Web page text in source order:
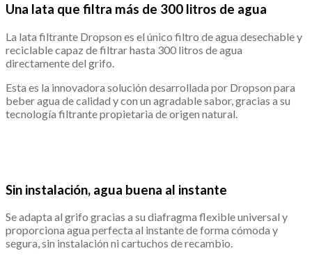
Una lata que filtra más de 300 litros de agua
La lata filtrante Dropson es el único filtro de agua desechable y
reciclable capaz de filtrar hasta 300 litros de agua
directamente del grifo.
Esta es la innovadora solución desarrollada por Dropson para
beber agua de calidad y con un agradable sabor, gracias a su
tecnología filtrante propietaria de origen natural.
Sin instalación, agua buena al instante
Se adapta al grifo gracias a su diafragma flexible universal y
proporciona agua perfecta al instante de forma cómoda y
segura, sin instalación ni cartuchos de recambio.